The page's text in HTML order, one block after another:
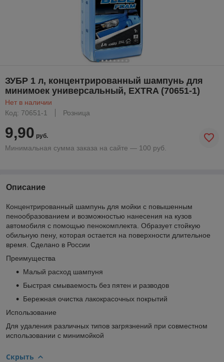
ЗУБР 1 л, концентрированный шампунь для
минимоек универсальный, EXTRA (70651-1)
Нет в наличии
Код: 70651-1
Розница
9,90 руб.
Минимальная сумма заказа на сайте — 100 руб.
Описание
Концентрированный шампунь для мойки с повышенным
пенообразованием и возможностью нанесения на кузов
автомобиля с помощью пенокомплекта. Образует стойкую
обильную пену, которая остается на поверхности длительное
время. Сделано в России
Преимущества
Малый расход шампуня
Быстрая смываемость без пятен и разводов
Бережная очистка лакокрасочных покрытий
Использование
Для удаления различных типов загрязнений при совместном
использовании с минимойкой
Скрыть